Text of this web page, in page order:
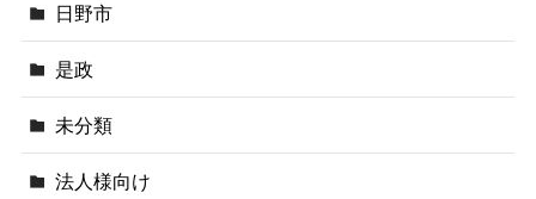
日野市
是政
未分類
法人様向け